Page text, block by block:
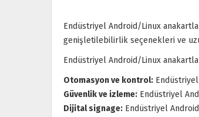
Endüstriyel Android/Linux
genişletilebilirlik seçenekleri ve
Endüstriyel Android/Linux
Otomasyon ve kontrol:
Güvenlik ve izleme: Endüstriyel
Dijital signage: Endüstriyel